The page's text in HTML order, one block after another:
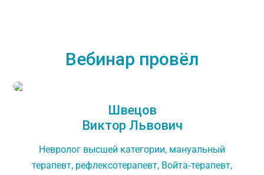
Вебинар провёл
Швецов
Виктор Львович
Невролог высшей категории, мануальный
терапевт, рефлексотерапевт, Войта‑терапевт,